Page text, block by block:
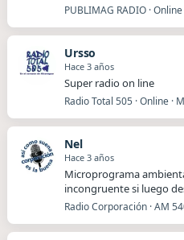
PUBLIMAG RADIO ·
Ursso
Hace 3 años
Super radio on line
Radio Total 505 · Online ·
Nel
Hace 3 años
Microprograma
incongruente si luego
Radio Corporación · AM